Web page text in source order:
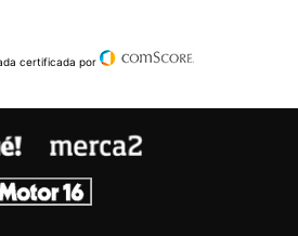
certificada por